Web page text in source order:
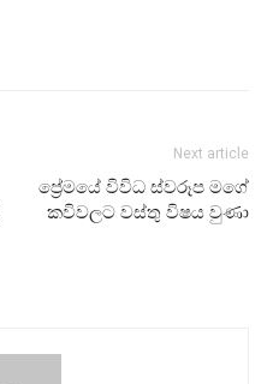
Next article
ප්‍රේමයේ විවිධ ස්වරූප මගේ
කවිවලට වස්තු විෂය වුණා